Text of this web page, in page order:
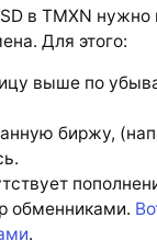
в TMXN нужно
Для этого:
выше по
биржу,
обменниками.
.